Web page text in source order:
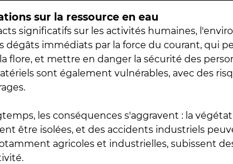
sur la ressource en eau
significatifs sur les activités humaines,
dégâts immédiats par la force du courant, qui
flore, et mettre en danger la sécurité des
sont également vulnérables, avec des
les conséquences s'aggravent : la
être isolées, et des accidents industriels
agricoles et industrielles, subissent